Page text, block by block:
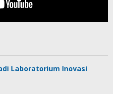
Laboratorium Inovasi